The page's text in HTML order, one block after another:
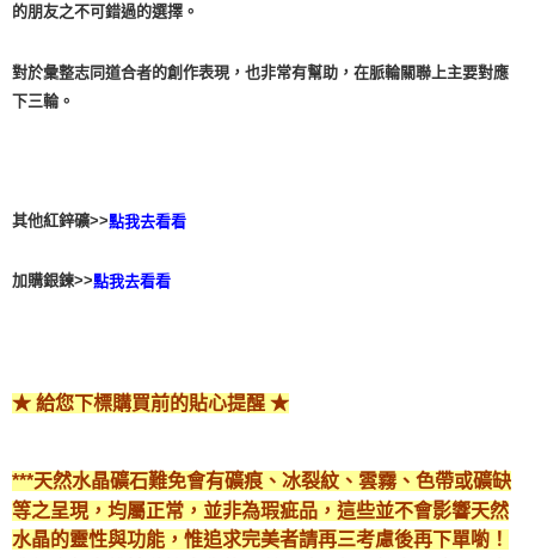
的朋友之不可錯過的選擇。
對於彙整志同道合者的創作表現，也非常有幫助，在脈輪關聯上主要對應
下三輪。
其他紅鋅礦>>點我去看看
加購銀鍊>>點我去看看
★ 給您下標購買前的貼心提醒 ★
***天然水晶礦石難免會有礦痕、冰裂紋、雲霧、色帶或礦缺
等之呈現，均屬正常，並非為瑕疵品，這些並不會影響天然
水晶的靈性與功能，惟追求完美者請再三考慮後再下單喲！